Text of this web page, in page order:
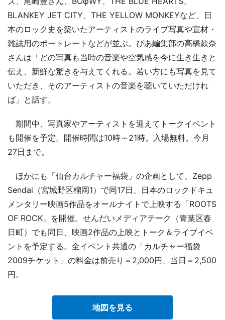
BLANKEY JET CITY、THE YELLOW MONKEYなど、日
本のロック史を築いたアーティストのライブ写真や宣材・
雑誌用のポートレートなどが並ぶ。ぴあ編集部の高橋款奈
さんは「どの写真も当時の音楽や空気感を今に生き生きと
伝え、新鮮な驚きを与えてくれる。若い方にも写真を見て
いただき、そのアーティストの音楽を聴いていただけれ
ば」と話す。
期間中、写真家やアーティストを迎えてトークイベント
も開催を予定。開催時間は10時～21時。入場無料。今月
27日まで。
ほかにも「仙台カルチャー福袋」の企画として、Zepp
Sendai（宮城野区榴岡1）で同17日、日本のロックドキュ
メンタリー映画5作品をオールナイトで上映する「ROOTS
OF ROCK」を開催。せんだいメディアテーク（青葉区春
日町）でも同日、映画2作品の上映とトーク＆ライブイベ
ントを予定する。全イベント共通の「カルチャー福袋
2009チケット」の料金は前売り＝2,000円、当日＝2,500
円。
地図を見る